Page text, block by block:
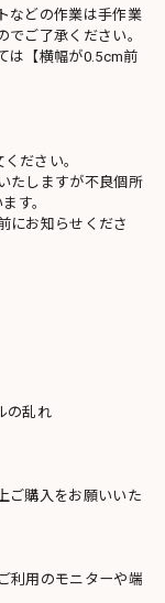
などの作業は手作業
ご了承ください。
は【横幅が0.5cm前
ださい。
たしますが不良個所
す。
にお知らせくださ
の乱れ
ご購入をお願いいた
利用のモニターや端